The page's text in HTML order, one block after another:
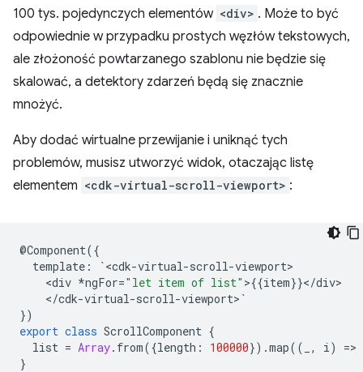
100 tys. pojedynczych elementów <div> . Może to być
odpowiednie w przypadku prostych węzłów tekstowych,
ale złożoność powtarzanego szablonu nie będzie się
skalować, a detektory zdarzeń będą się znacznie
mnożyć.
Aby dodać wirtualne przewijanie i uniknąć tych
problemów, musisz utworzyć widok, otaczając listę
elementem <cdk-virtual-scroll-viewport> :
@Component({
template : `<cdk-virtual-scroll-viewport
<div *ngFor="let item of list" >{{item}}</div
</cdk-virtual-scroll-viewport> `
})
export class ScrollComponent {
list = Array. from({length : 100000}) .map(( , i) =>
}